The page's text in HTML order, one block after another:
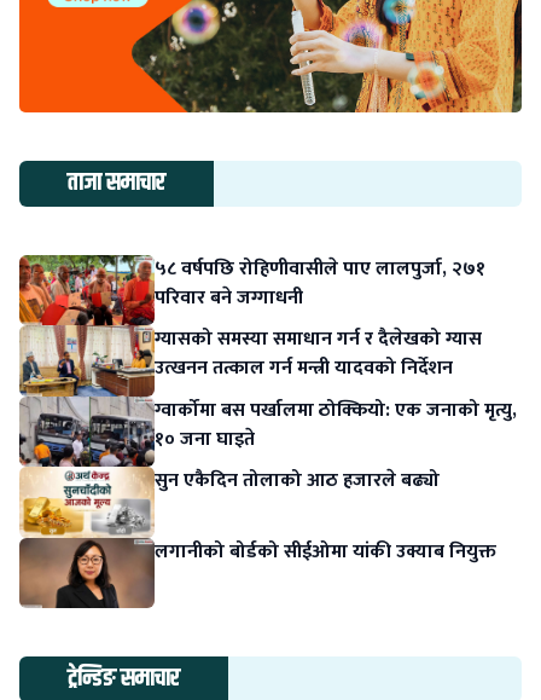
ताजा समाचार
५८ वर्षपछि रोहिणीवासीले पाए लालपुर्जा, २७१
परिवार बने जग्गाधनी
ग्यासको समस्या समाधान गर्न र दैलेखको ग्यास
उत्खनन तत्काल गर्न मन्त्री यादवको निर्देशन
ग्वार्कोमा बस पर्खालमा ठोक्कियो: एक जनाको मृत्यु,
१० जना घाइते
सुन एकैदिन तोलाको आठ हजारले बढ्यो
लगानीको बोर्डको सीईओमा यांकी उक्याब नियुक्त
ट्रेन्डिङ समाचार